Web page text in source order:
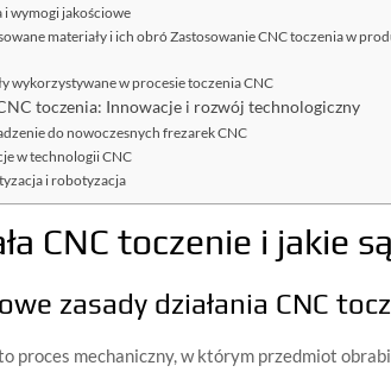
i wymogi jakościowe
materiały i ich obró Zastosowanie CNC toczenia w
wykorzystywane w procesie toczenia CNC
toczenia: Innowacje i rozwój technologiczny
do nowoczesnych frezarek CNC
w technologii CNC
i robotyzacja
CNC toczenie i jakie
zasady działania CNC
proces mechaniczny, w którym przedmiot